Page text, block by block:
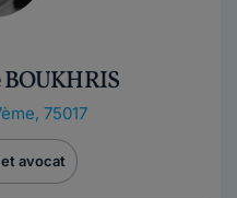
75017
avocat